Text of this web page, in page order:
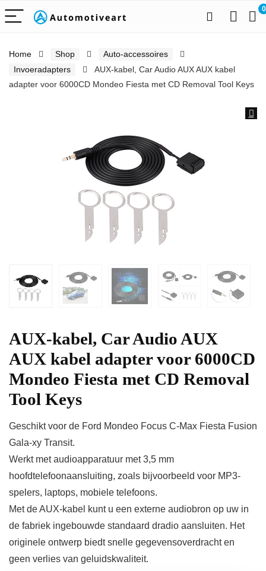
0
Home Shop
Auto-accessoires
Invoeradapters
AUX-kabel, Car Audio AUX AUX kabel
adapter voor 6000CD Mondeo Fiesta met CD Removal Tool Keys
AUX-kabel, Car Audio AUX
AUX kabel adapter voor 6000CD
Mondeo Fiesta met CD Removal
Tool Keys
Geschikt voor de Ford Mondeo Focus C-Max Fiesta Fusion
Gala-xy Transit.
Werkt met audioapparatuur met 3,5 mm
hoofdtelefoonaansluiting, zoals bijvoorbeeld voor MP3-
spelers, laptops, mobiele telefoons.
Met de AUX-kabel kunt u een externe audiobron op uw in
de fabriek ingebouwde standaard dradio aansluiten. Het
originele ontwerp biedt snelle gegevensoverdracht en
geen verlies van geluidskwaliteit.